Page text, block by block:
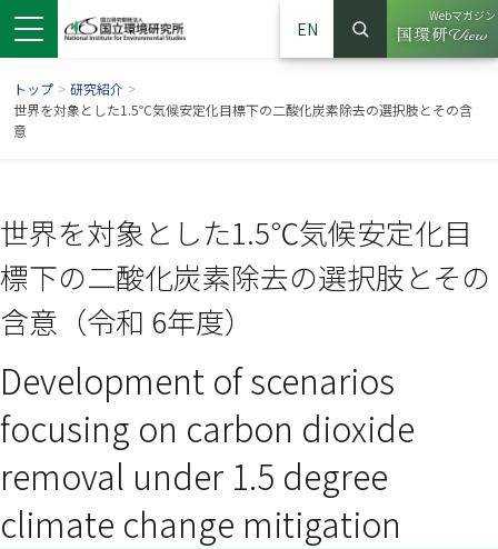
ドウで開きます）
ンドウで開きます）
ウインドウで開きます）
EN
サイト内検索
検索
Webマガジン
（別ウイ
トップ > 研究紹介 >
世界を対象とした1.5℃気候安定化目標下の二酸化炭素除去の選択肢とその含
意
世界を対象とした1.5℃気候安定化目
標下の二酸化炭素除去の選択肢とその
含意（令和 6年度）
Development of scenarios
focusing on carbon dioxide
removal under 1.5 degree
climate change mitigation